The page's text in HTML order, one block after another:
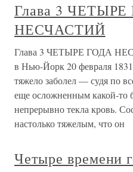
Глава 3
НЕСЧАСТИЙ
Глава 3 ЧЕТЫРЕ ГОДА
в Нью-Йорк 20 февраля
тяжело заболел — судя по
еще осложненным какой-то
непрерывно текла кровь.
настолько тяжелым, что он
Четыре времени